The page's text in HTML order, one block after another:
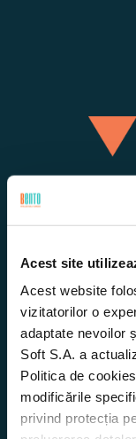
Acest site
Acest website
vizitatorilor o
adaptate nevoilor
Soft S.A. a
Politica de
modificările
privind protecția
Rutare și